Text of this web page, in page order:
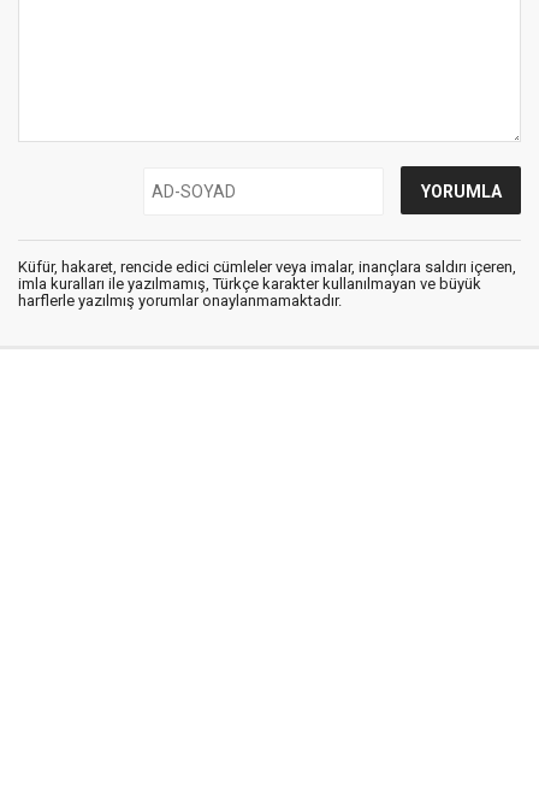
Küfür, hakaret, rencide edici cümleler veya imalar, inançlara saldırı içeren,
imla kuralları ile yazılmamış, Türkçe karakter kullanılmayan ve büyük
harflerle yazılmış yorumlar onaylanmamaktadır.